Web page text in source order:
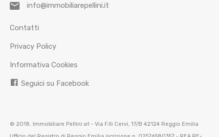
info@immobiliarepellini.it
Contatti
Privacy Policy
Informativa Cookies
Seguici su Facebook
© 2018. Immobiliare Pellini srl - Via F.lli Cervi, 17/B 42124 Reggio Emilia